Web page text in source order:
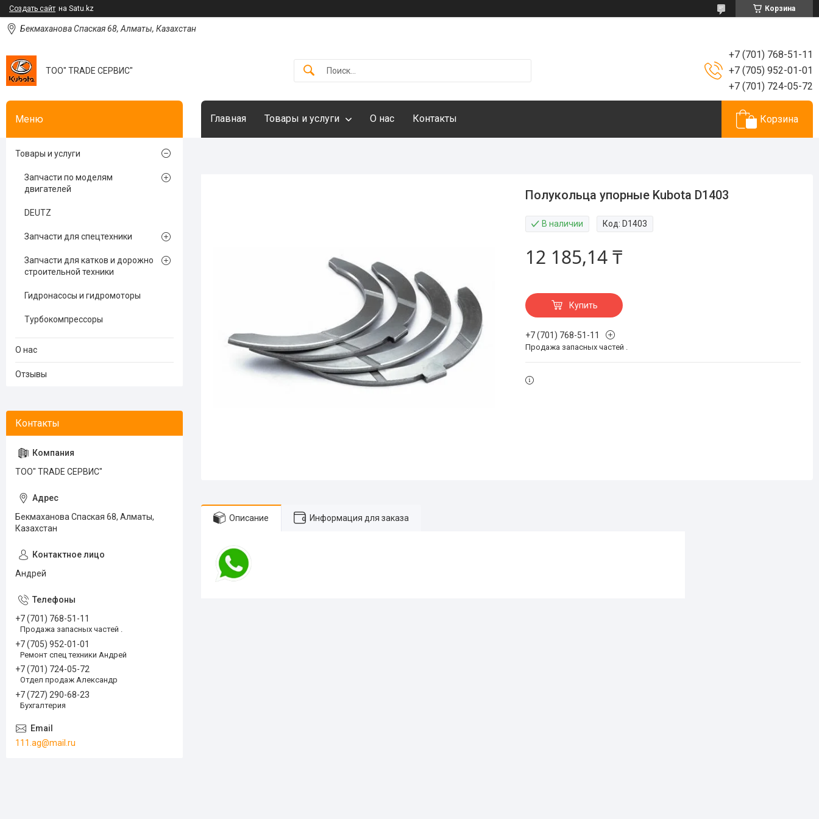
Создать сайт на Satu.kz Корзина
Бекмаханова Спаская 68, Алматы, Казахстан
ТОО" TRADE СЕРВИС"
+7 (701) 768-51-11
+7 (705) 952-01-01
+7 (701) 724-05-72
Главная Товары и услуги О нас Контакты Корзина
Полукольца упорные Kubota D1403
В наличии Код: D1403
12 185,14 ₸
Купить
+7 (701) 768-51-11
Продажа запасных частей .
Описание Информация для заказа
Товары и услуги
Запчасти по моделям
двигателей
DEUTZ
Запчасти для спецтехники
Запчасти для катков и дорожно
строительной техники
Гидронасосы и гидромоторы
Турбокомпрессоры
О нас
Отзывы
ТОО" TRADE СЕРВИС"
Бекмаханова Спаская 68, Алматы,
Казахстан
Андрей
+7 (701) 768-51-11
Продажа запасных частей .
+7 (705) 952-01-01
Ремонт спец техники Андрей
+7 (701) 724-05-72
Отдел продаж Александр
+7 (727) 290-68-23
Бухгалтерия
111.ag@mail.ru